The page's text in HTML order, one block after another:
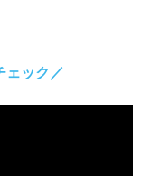
ェック／